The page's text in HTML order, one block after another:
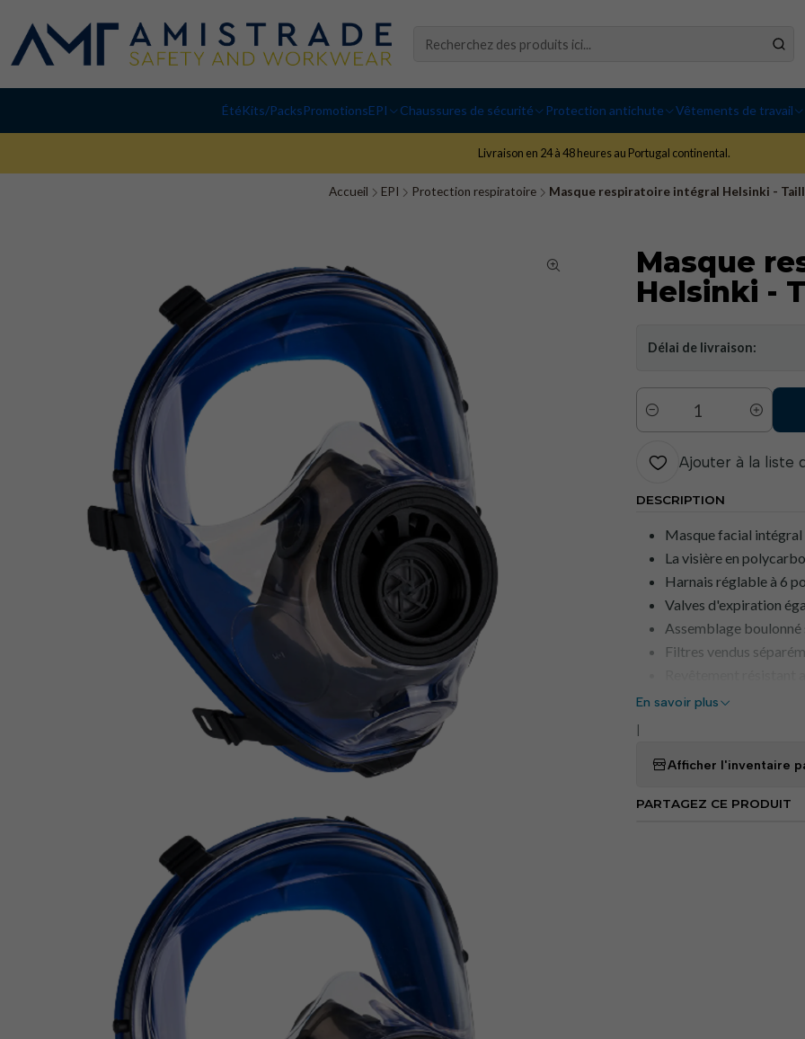
ÉtéKits/PacksPromotionsEPI Chaussures de sécurité Protection antichute Vêtements de travail
Livraison en 24 à 48 heures au Portugal continental.
Accueil EPI Protection respiratoire Masque respiratoire intégral Helsinki -
Masque
Helsinki -
Délai de livraison:
Quantité
Ajouter à la liste
DESCRIPTION
Masque facial intégral
La visière en
Harnais réglable à 6
Valves d'expiration
Assemblage
Filtres vendus
Revêtement antibuée
EN 136 Classe 3
En savoir plus
Afficher l'inventaire
PARTAGEZ CE PRODUIT